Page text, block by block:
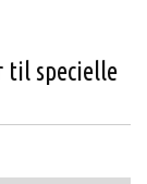
til specielle